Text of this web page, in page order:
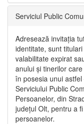
Serviciul Public
Adresează invitația
identitate, sunt
valabilitate expirat
anului și tinerilor
în posesia unui
Serviciului Public
Persoanelor, din
județul Olt, pentru a
persoanelor.